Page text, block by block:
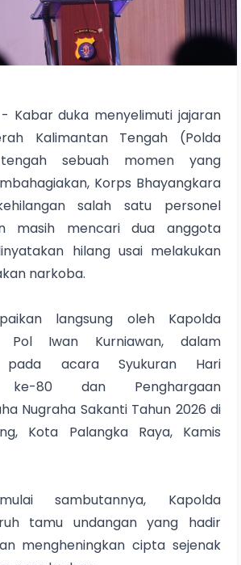
Kabar duka menyelimuti jajaran
Kalimantan Tengah (Polda
sebuah momen yang
Korps Bhayangkara
salah satu personel
masih mencari dua anggota
hilang usai melakukan
narkoba.
langsung oleh Kapolda
Pol Iwan Kurniawan, dalam
pada acara Syukuran Hari
ke-80 dan Penghargaan
Nugraha Sakanti Tahun 2026 di
Kota Palangka Raya, Kamis
sambutannya, Kapolda
tamu undangan yang hadir
mengheningkan cipta sejenak